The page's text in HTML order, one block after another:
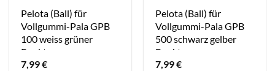
Pelota (Ball) für
Vollgummi-Pala GPB
100 weiss grüner
Punkt
7,99€
Pelota (Ball) für
Vollgummi-Pala GPB
500 schwarz gelber
Punkt
7,99€